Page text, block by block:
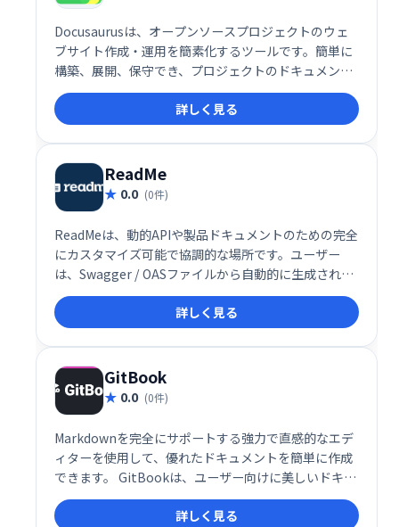
Docusaurusは、オープンソースプロジェクトのウェ
ブサイト作成・運用を簡素化するツールです。簡単に
構築、展開、保守でき、プロジェクトのドキュメント
やブログを美しく整理できます。開発者向けに最適化
されており、スムーズなウェブサイト管理を実現しま
す。 無料でご利用いただけます。
詳しく見る
ReadMe
0.0 (0件)
ReadMeは、動的APIや製品ドキュメントのための完全
にカスタマイズ可能で協調的な場所です。ユーザー
は、Swagger / OASファイルから自動的に生成された
APIをドキュメントで直接試すことができます。ま
た、ナレッジベースプラットフォームとしても機能し
ます。また、簡単なバージョン管理と変更ログも含ま
れています。
詳しく見る
GitBook
0.0 (0件)
Markdownを完全にサポートする強力で直感的なエデ
ィターを使用して、優れたドキュメントを簡単に作成
できます。 GitBookは、ユーザー向けに美しいドキュ
メントを公開し、チームの知識を一元化して高度なコ
ラボレーションを実現するのに役立ちます。
詳しく見る